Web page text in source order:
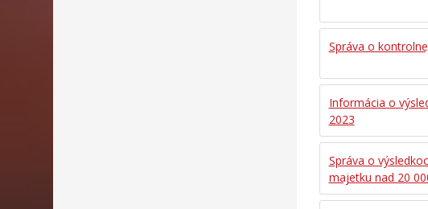
Správa o
Informácia o
2023
Správa o
majetku nad 20